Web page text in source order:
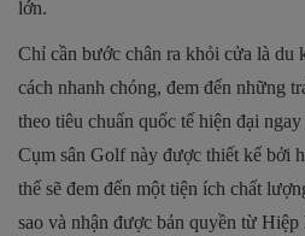
lớn.
Chỉ cần bước chân ra khỏi cửa là du
cách nhanh chóng, đem đến những
theo tiêu chuẩn quốc tế hiện đại
Cụm sân Golf này được thiết kế bởi
thế sẽ đem đến một tiện ích chất
sao và nhận được bản quyền từ